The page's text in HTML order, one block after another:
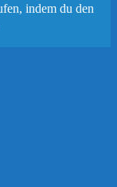
indem du den